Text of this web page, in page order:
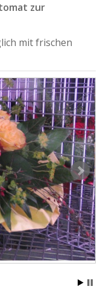
zur
mit frischen